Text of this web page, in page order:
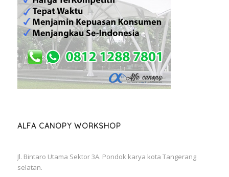
ALFA CANOPY WORKSHOP
Jl. Bintaro Utama Sektor 3A. Pondok karya kota Tangerang
selatan.